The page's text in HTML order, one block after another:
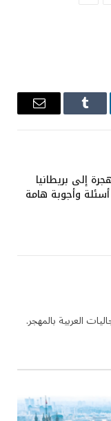
Tumblr
البريد
إلى بريطانيا
العربية بالمهجر.